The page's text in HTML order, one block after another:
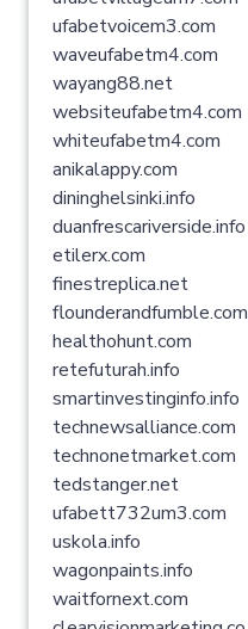
ufabetvoicem3.com
waveufabetm4.com
wayang88.net
websiteufabetm4.com
whiteufabetm4.com
anikalappy.com
dininghelsinki.info
duanfrescariverside.info
etilerx.com
finestreplica.net
flounderandfumble.com
healthohunt.com
retefuturah.info
smartinvestinginfo.info
technewsalliance.com
technonetmarket.com
tedstanger.net
ufabett732um3.com
uskola.info
wagonpaints.info
waitfornext.com